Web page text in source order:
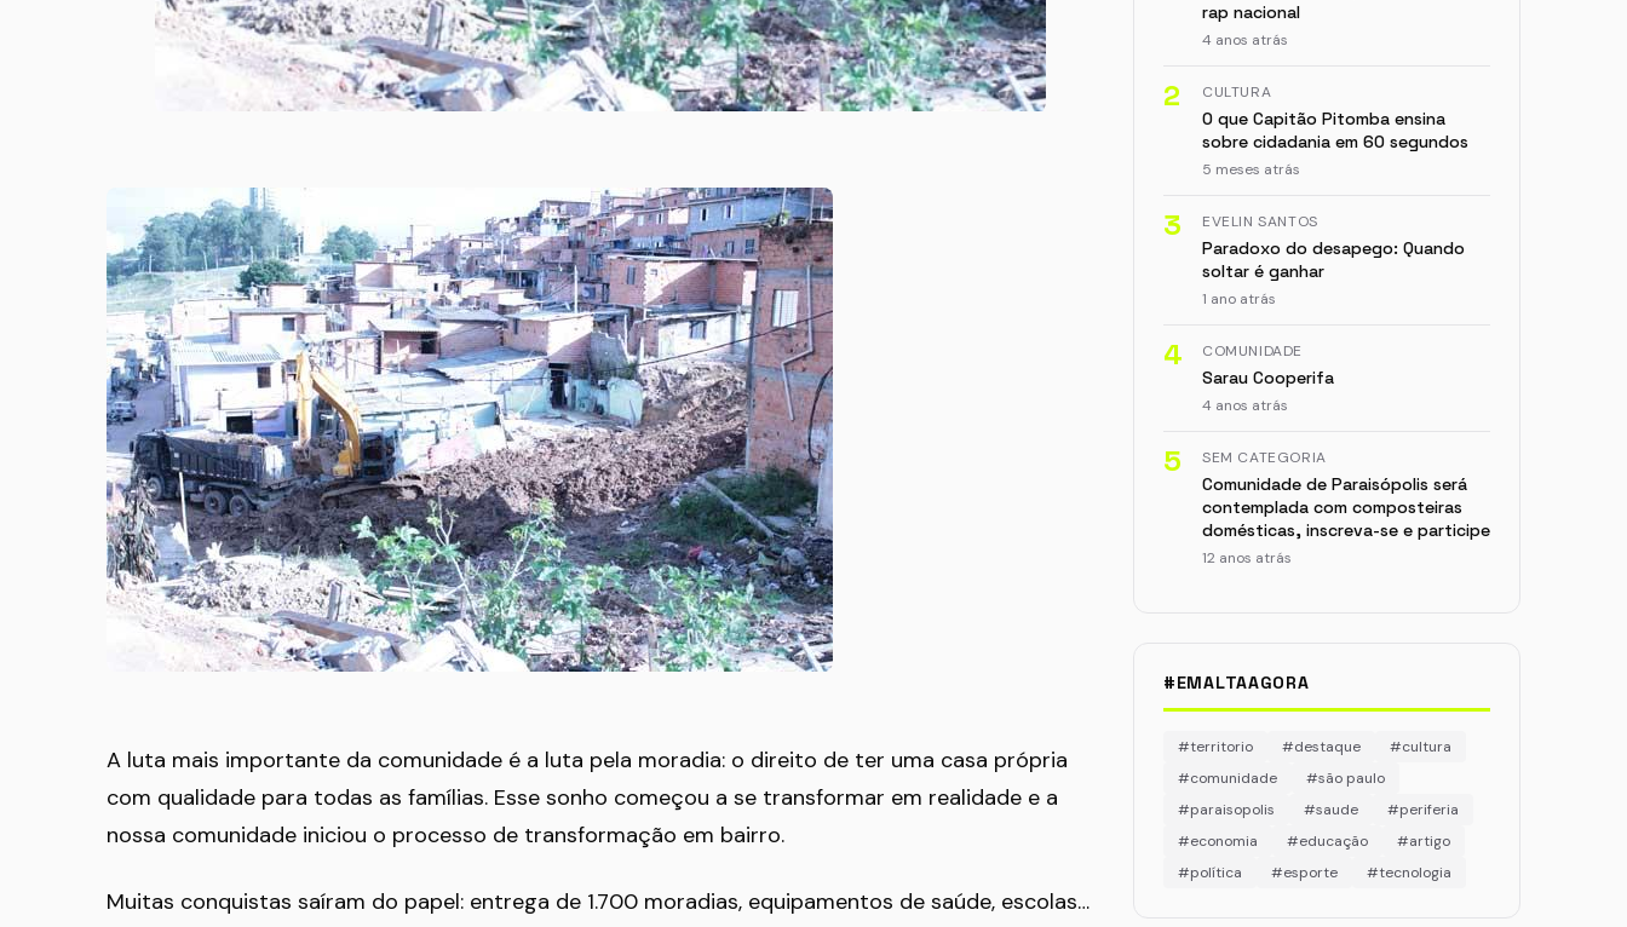
A luta mais importante da comunidade é a luta pela moradia: o direito de ter uma casa própria
com qualidade para todas as famílias. Esse sonho começou a se transformar em realidade e a
nossa comunidade iniciou o processo de transformação em bairro.
Muitas conquistas saíram do papel: entrega de 1.700 moradias, equipamentos de saúde, escolas…
rap nacional
4 anos atrás
2 CULTURA
O que Capitão Pitomba ensina
sobre cidadania em 60 segundos
5 meses atrás
3 EVELIN SANTOS
Paradoxo do desapego: Quando
soltar é ganhar
1 ano atrás
4 COMUNIDADE
Sarau Cooperifa
4 anos atrás
5 SEM CATEGORIA
Comunidade de Paraisópolis será
contemplada com composteiras
domésticas, inscreva-se e participe
12 anos atrás
#EMALTAAGORA
#territorio #destaque
#cultura
#comunidade
#são paulo
#paraisopolis
#saude
#periferia
#economia
#educação
#artigo
#política
#esporte #tecnologia